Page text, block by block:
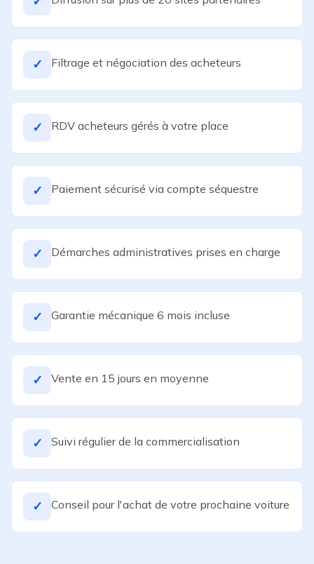
✓ Filtrage et négociation des acheteurs
✓ RDV acheteurs gérés à votre place
✓ Paiement sécurisé via compte séquestre
✓ Démarches administratives prises en charge
✓ Garantie mécanique 6 mois incluse
✓ Vente en 15 jours en moyenne
✓ Suivi régulier de la commercialisation
✓ Conseil pour l'achat de votre prochaine voiture